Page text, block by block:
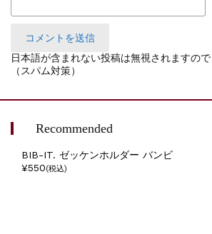
日本語が含まれない投稿は無視されますので
（スパム対策）
Recommended
BIB-IT. ゼッケンホルダー バンビ
¥550(税込)